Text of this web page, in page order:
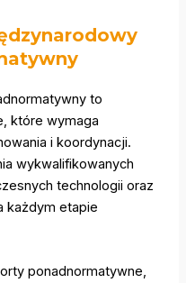
to
które wymaga
i koordynacji.
wykwalifikowanych
technologii oraz
każdym etapie
ponadnormatywne,